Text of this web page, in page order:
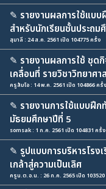
✎ รายงานผลการใช้แบบ
สำหรับนักเรียนชั้นประถม
สุมาลี : 24 ส.ค. 2561 เปิด 104775 ครั้ง
✎ รายงานผลการใช้ ชุด
เคลื่อนที่ รายวิชาวิทยาศา
ครูส้มโอ : 14 พ.ค. 2561 เปิด 104866 ครั้ง
✎ รายงานการใช้แบบฝึ
มัธยมศึกษาปีที่ 5
somsak : 1 ก.ค. 2561 เปิด 104831 ครั้ง
✎ รูปแบบการบริหารโร
เกล้าสู่ความเป็นเลิศ
ครูน.ต.อ.น. : 26 ก.ค. 2565 เปิด